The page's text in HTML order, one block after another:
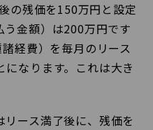
の残価を150万円と設定
う金額）は200万円です
経費）を毎月のリース
なります。これは大き
ース満了後に、残価を